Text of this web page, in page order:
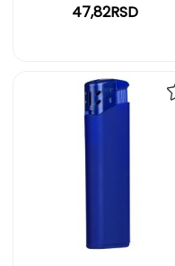
47,82RSD